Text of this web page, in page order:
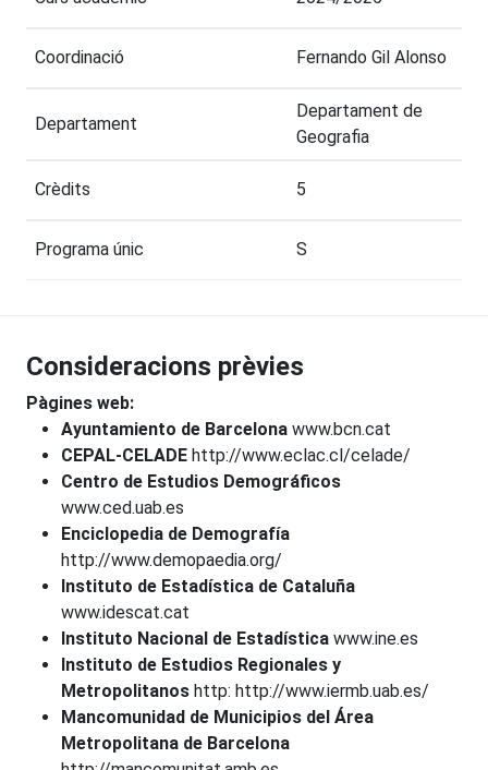
Coordinació Fernando Gil Alonso
Departament
Departament de
Geografia
Crèdits 5
Programa únic S
Consideracions prèvies
Pàgines web:
Ayuntamiento de Barcelona www.bcn.cat
CEPAL-CELADE http://www.eclac.cl/celade/
Centro de Estudios Demográficos
www.ced.uab.es
Enciclopedia de Demografía
http://www.demopaedia.org/
Instituto de Estadística de Cataluña
www.idescat.cat
Instituto Nacional de Estadística www.ine.es
Instituto de Estudios Regionales y
Metropolitanos http: http://www.iermb.uab.es/
Mancomunidad de Municipios del Área
Metropolitana de Barcelona